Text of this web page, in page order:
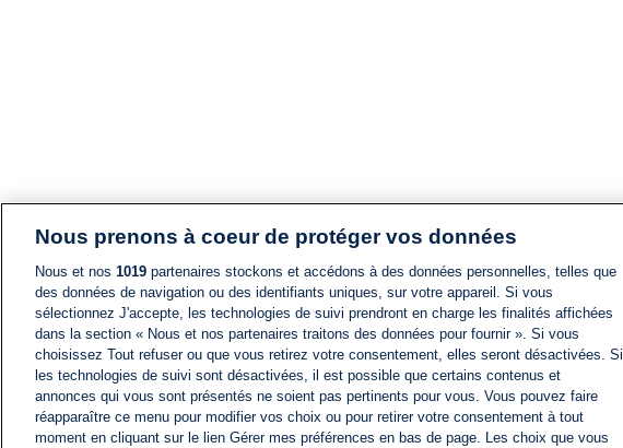
Nous prenons à coeur de protéger vos données
Nous et nos 1019 partenaires stockons et accédons à des données personnelles, telles que
des données de navigation ou des identifiants uniques, sur votre appareil. Si vous
sélectionnez J'accepte, les technologies de suivi prendront en charge les finalités affichées
dans la section « Nous et nos partenaires traitons des données pour fournir ». Si vous
choisissez Tout refuser ou que vous retirez votre consentement, elles seront désactivées. Si
les technologies de suivi sont désactivées, il est possible que certains contenus et
annonces qui vous sont présentés ne soient pas pertinents pour vous. Vous pouvez faire
réapparaître ce menu pour modifier vos choix ou pour retirer votre consentement à tout
moment en cliquant sur le lien Gérer mes préférences en bas de page. Les choix que vous